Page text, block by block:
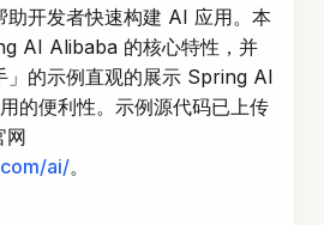
助开发者快速构建 AI 应用。本
AI Alibaba 的核心特性，并
」的示例直观的展示 Spring AI
的便利性。示例源代码已上传
网
ai/。